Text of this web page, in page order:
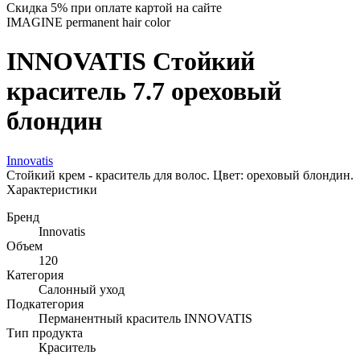
Скидка 5% при оплате картой на сайте
IMAGINE permanent hair color
INNOVATIS Стойкий
краситель 7.7 ореховый
блондин
Innovatis
Стойкий крем - краситель для волос. Цвет: ореховый блондин.
Характеристики
Бренд
Innovatis
Объем
120
Категория
Салонный уход
Подкатегория
Перманентный краситель INNOVATIS
Тип продукта
Краситель